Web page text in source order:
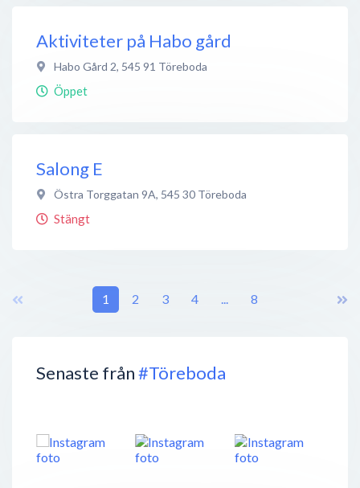
Senaste från#Töreboda
Aktiviteter på Habo gård
Habo Gård 2, 545 91 Töreboda
Öppet
Salong E
Östra Torggatan 9A, 545 30 Töreboda
Stängt
1 2 3 4 ... 8